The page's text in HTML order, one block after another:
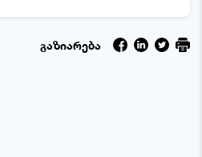
გაზიარება